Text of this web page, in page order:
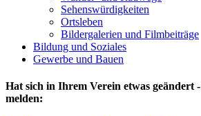
Sehenswürdigkeiten
Ortsleben
Bildergalerien und Filmbeiträge
Bildung und Soziales
Gewerbe und Bauen
Hat sich in Ihrem Verein etwas geändert
melden: